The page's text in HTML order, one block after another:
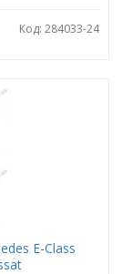
Код: 284033-24
E-Class